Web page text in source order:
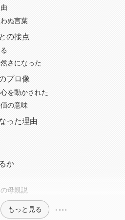
ぬ言葉
の接点
さになった
プロ像
を動かされた
の意味
った理由
か
母親説
もっと見る